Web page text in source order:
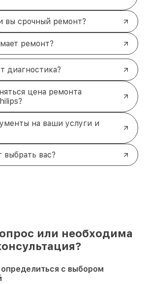
вы срочный ремонт?
ремонт?
диагностика?
цена ремонта
на ваши услуги и
выбрать вас?
или необходима
с выбором